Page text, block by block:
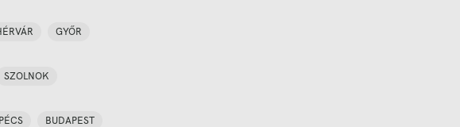
GYŐR
SZOLNOK
PÉCS BUDAPEST